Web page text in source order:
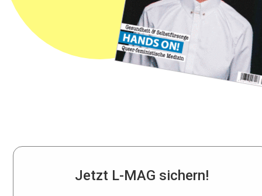
Jetzt L-MAG sichern!